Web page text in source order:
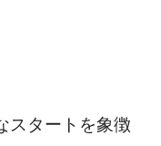
スタートを象徴